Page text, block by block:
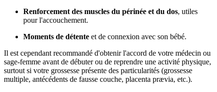
Renforcement des muscles du périnée et du dos, utiles
pour l'accouchement.
Moments de détente et de connexion avec son bébé.
Il est cependant recommandé d'obtenir l'accord de votre médecin ou
sage-femme avant de débuter ou de reprendre une activité physique,
surtout si votre grossesse présente des particularités (grossesse
multiple, antécédents de fausse couche, placenta prævia, etc.).